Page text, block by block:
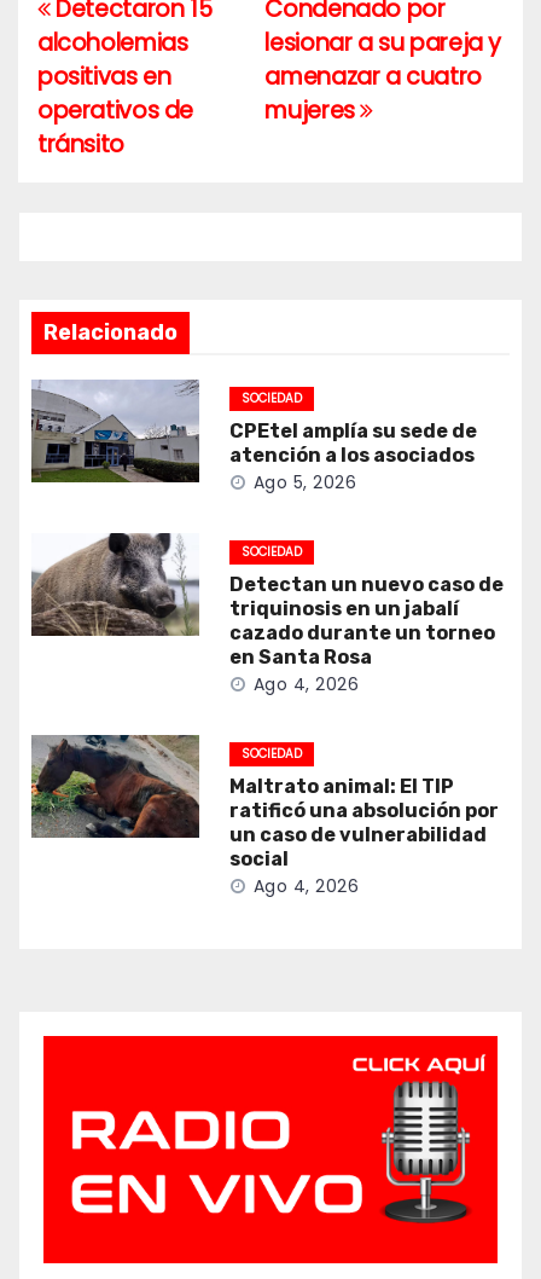
Navegación
de
entradas
Condenado por
lesionar a su pareja y
amenazar a cuatro
mujeres
Detectaron 15
alcoholemias
positivas en
operativos de
tránsito
Relacionado
SOCIEDAD
CPEtel amplía su sede de
atención a los asociados
Ago 5, 2026
SOCIEDAD
Detectan un nuevo caso de
triquinosis en un jabalí
cazado durante un torneo
en Santa Rosa
Ago 4, 2026
SOCIEDAD
Maltrato animal: El TIP
ratificó una absolución por
un caso de vulnerabilidad
social
Ago 4, 2026